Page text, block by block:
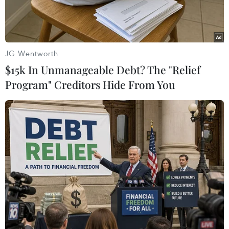
Khu vực biển nơi hai du khách bị sóng cuốn trôi. (Ảnh: Nguyễn
Thanh/TTXVN)
Trưa 5/1, thi thể của nạn nhân cuối cùng trong
vụ hai du khách bị sóng biển cuốn trôi xảy ra tại
xã Tân Thành, huyện Hàm Thuận Nam, tỉnh
Bình Thuận đã được tìm thấy.
JG Wentworth
$15k In Unmanageable Debt? The "Relief
Program" Creditors Hide From You